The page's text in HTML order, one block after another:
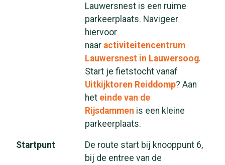
Lauwersnest is een ruime
parkeerplaats. Navigeer
hiervoor
naar activiteitencentrum
Lauwersnest in Lauwersoog.
Start je fietstocht vanaf
Uitkijktoren Reiddomp? Aan
het einde van de
Rijsdammen is een kleine
parkeerplaats.
Startpunt
De route start bij knooppunt 6,
bij de entree van de